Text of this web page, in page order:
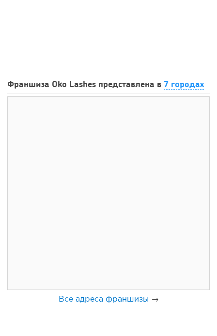
2026 году:...
Франшиза Oko Lashes представлена в 7 городах
Все адреса франшизы →